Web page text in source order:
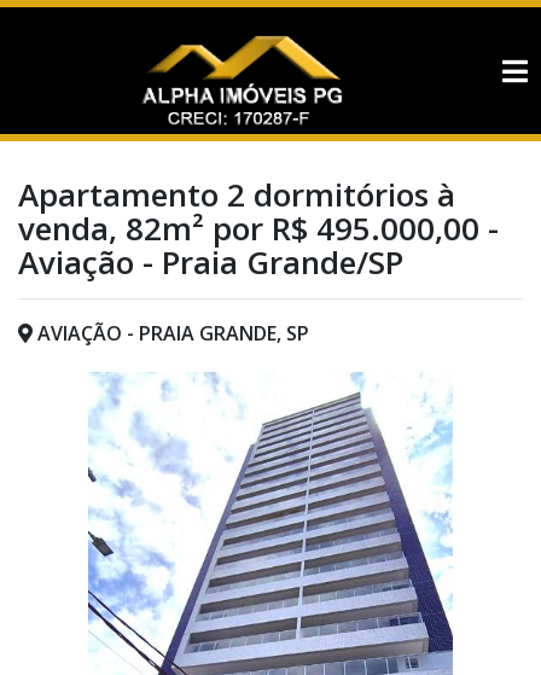
Apartamento 2 dormitórios à
venda, 82m² por R$ 495.000,00 -
Aviação - Praia Grande/SP
AVIAÇÃO - PRAIA GRANDE, SP